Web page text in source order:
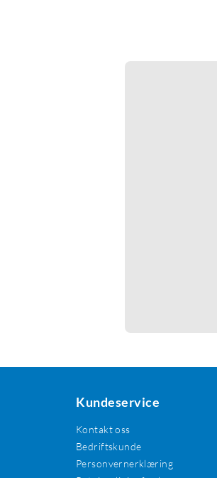
Kundeservice
Kontakt oss
Bedriftskunde
Personvernerklæring